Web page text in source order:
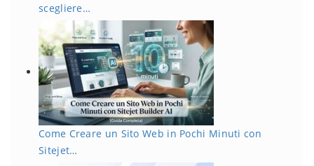
scegliere…
Come Creare un Sito Web in Pochi Minuti con
Sitejet…